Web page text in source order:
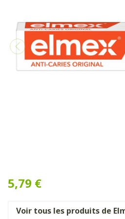
5,79 €
Voir tous les produits de